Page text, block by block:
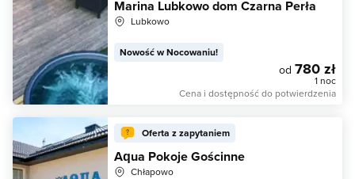
Marina Lubkowo dom Czarna Perła
Lubkowo
Nowość w Nocowaniu!
od 780 zł
1 noc
Cena i dostępność do potwierdzenia
Oferta z zapytaniem
Aqua Pokoje Gościnne
Chłapowo